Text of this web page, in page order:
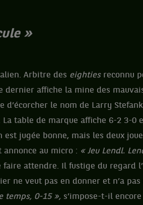
»
Arbitre des eighties reconnu
dernier affiche la mine des
d’écorcher le nom de Larry
table de marque affiche 6-2 3-0
est jugée bonne, mais les deux
au micro : « Jeu Lendl.
faire attendre. Il fustige du regard
ne veut pas en donner et n’a
temps, 0-15 », s’impose-t-il